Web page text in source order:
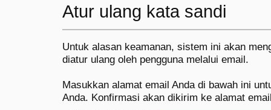
Atur ulang kata sandi
Untuk alasan keamanan, sistem ini akan
diatur ulang oleh pengguna melalui email.
Masukkan alamat email Anda di bawah ini
Anda. Konfirmasi akan dikirim ke alamat